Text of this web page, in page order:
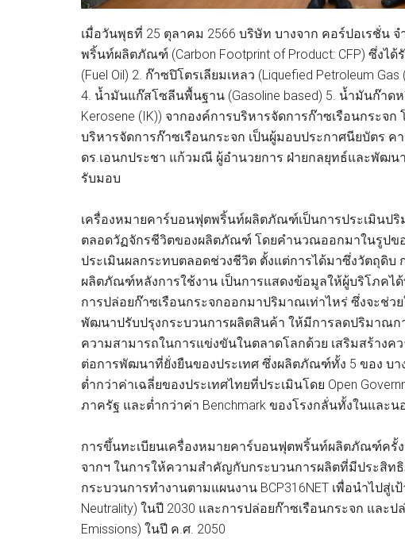
เมื่อวันพุธที่ 25 ตุลาคม 2566 บริษัท บางจาก คอร์ปอเรชั่น
พริ้นท์ผลิตภัณฑ์ (Carbon Footprint of Product: CFP) ซึ่งไ
(Fuel Oil) 2. ก๊าซปิโตรเลียมเหลว (Liquefied Petroleum
4. น้ำมันแก๊สโซลีนพื้นฐาน (Gasoline based) 5. น้ำมันก๊าดห
Kerosene (IK)) จากองค์การบริหารจัดการก๊าซเรือนกระจ
บริหารจัดการก๊าซเรือนกระจก เป็นผู้มอบประกาศนียบัตร
ดร.เอนกประชา แก้วมณี ผู้อำนวยการ ฝ่ายกลยุทธ์และพัฒน
รับมอบ
เครื่องหมายคาร์บอนฟุตพริ้นท์ผลิตภัณฑ์เป็นการประเมินป
ตลอดวัฏจักรชีวิตของผลิตภัณฑ์ โดยคำนวณออกมาในรูปข
ประเมินผลกระทบตลอดช่วงชีวิต ตั้งแต่การได้มาซึ่งวัตถุดิบ
ผลิตภัณฑ์หลังการใช้งาน เป็นการแสดงข้อมูลให้ผู้บริโภค
การปล่อยก๊าซเรือนกระจกออกมาปริมาณเท่าไหร่ ซึ่งจะช่ว
พัฒนาปรับปรุงกระบวนการผลิตสินค้า ให้มีการลดปริมาณก
ความสามารถในการแข่งขันในตลาดโลกด้วย เสริมสร้างค
ต่อการพัฒนาที่ยั่งยืนของประเทศ ซึ่งผลิตภัณฑ์ทั้ง 5 ของ บ
ต่ำกว่าค่าเฉลี่ยของประเทศไทยที่ประเมินโดย Open
ภาครัฐ และต่ำกว่าค่า Benchmark ของโรงกลั่นทั้งในและน
การขึ้นทะเบียนเครื่องหมายคาร์บอนฟุตพริ้นท์ผลิตภัณฑ์ครั้
จากฯ ในการให้ความสำคัญกับกระบวนการผลิตที่มีประสิท
กระบวนการทำงานตามแผนงาน BCP316NET เพื่อนำไปสู่
Neutrality) ในปี 2030 และการปล่อยก๊าซเรือนกระจก และป
Emissions) ในปี ค.ศ. 2050